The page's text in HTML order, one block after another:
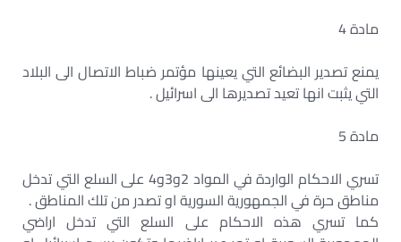
مادة 4
يمنع تصدير البضائع التي يعينها مؤتمر ضباط الاتصال الى البلاد
التي يثبت انها تعيد تصديرها الى اسرائيل .
مادة 5
تسري الاحكام الواردة في المواد 2و3و4 على السلع التي تدخل
مناطق حرة في الجمهورية السورية او تصدر من تلك المناطق .
كما تسري هذه الاحكام على السلع التي تدخل اراضي